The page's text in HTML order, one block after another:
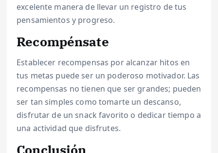
excelente manera de llevar un registro de tus
pensamientos y progreso.
Recompénsate
Establecer recompensas por alcanzar hitos en
tus metas puede ser un poderoso motivador. Las
recompensas no tienen que ser grandes; pueden
ser tan simples como tomarte un descanso,
disfrutar de un snack favorito o dedicar tiempo a
una actividad que disfrutes.
Conclusión